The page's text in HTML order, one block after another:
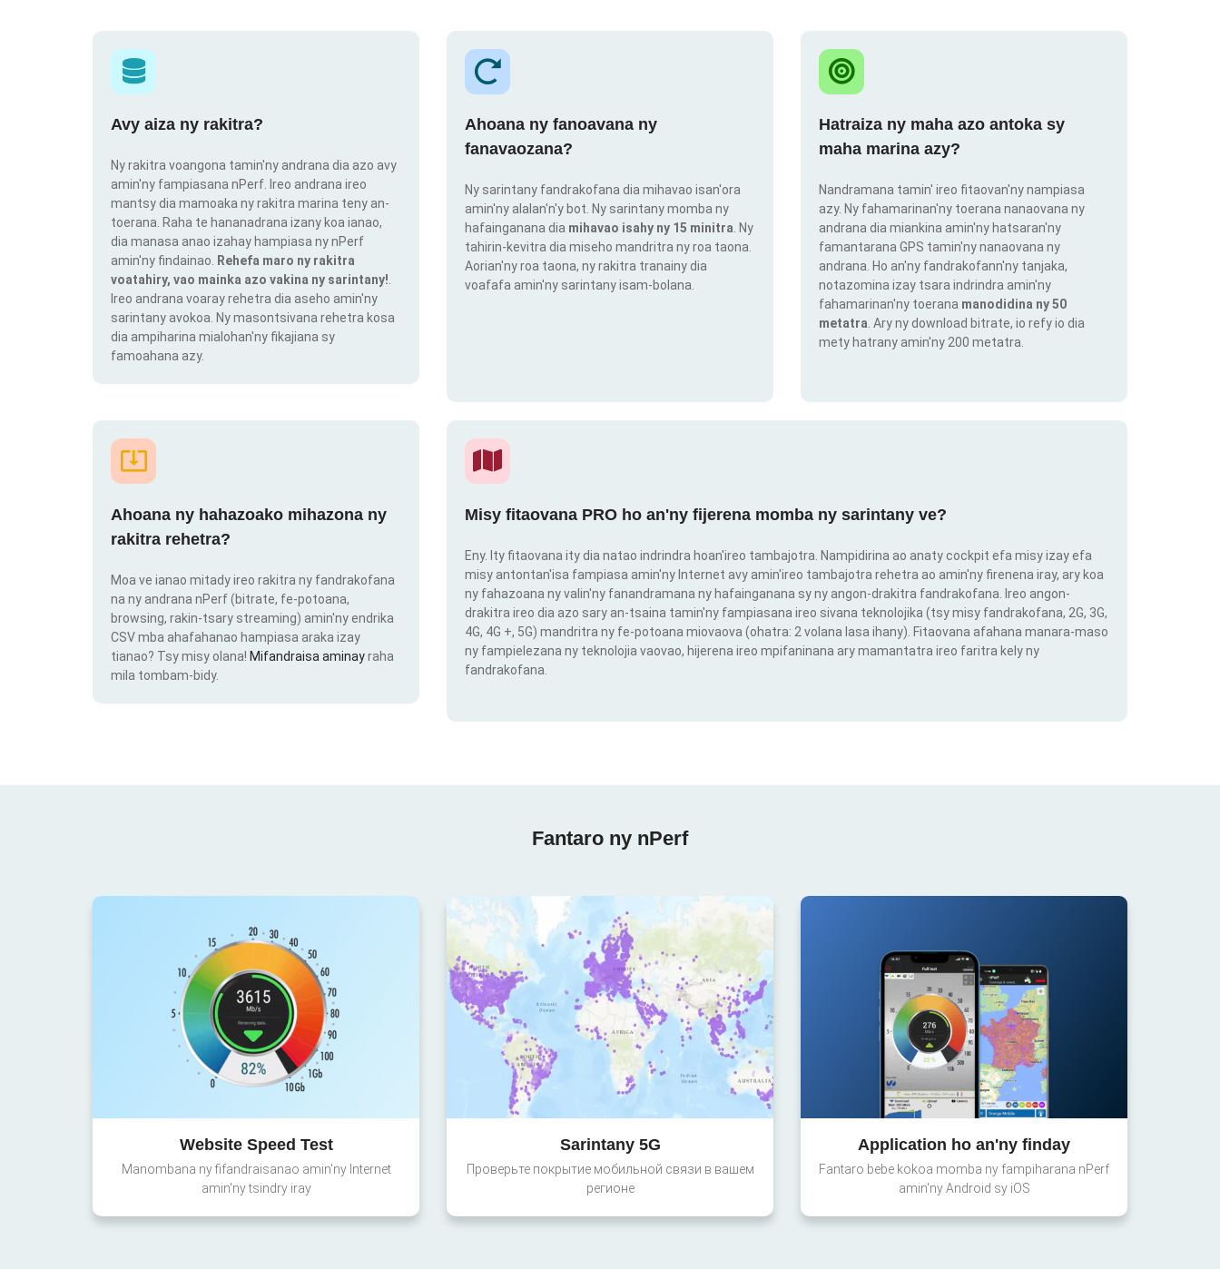
Avy aiza ny rakitra?
Ny rakitra voangona tamin'ny andrana dia azo avy
amin'ny fampiasana nPerf. Ireo andrana ireo
mantsy dia mamoaka ny rakitra marina teny an-
toerana. Raha te hananadrana izany koa ianao,
dia manasa anao izahay hampiasa ny nPerf
amin'ny findainao.
Rehefa maro ny rakitra
voatahiry, vao mainka azo vakina ny sarintany!
Ireo andrana voaray rehetra dia aseho amin'ny
sarintany avokoa. Ny masontsivana rehetra kosa
dia ampiharina mialohan'ny fikajiana sy
famoahana azy.
Ahoana ny fanoavana ny
fanavaozana?
Ny sarintany fandrakofana dia mihavao isan'ora
amin'ny alalan'n'y bot. Ny sarintany momba ny
hafainganana dia mihavao isahy ny 15 minitra . Ny
tahirin-kevitra dia miseho mandritra ny roa taona.
Aorian'ny roa taona, ny rakitra tranainy dia
voafafa amin'ny sarintany isam-bolana.
Hatraiza ny maha azo antoka sy
maha marina azy?
Nandramana tamin' ireo fitaovan'ny nampiasa
azy. Ny fahamarinan'ny toerana nanaovana ny
andrana dia miankina amin'ny hatsaran'ny
famantarana GPS tamin'ny nanaovana ny
andrana. Ho an'ny fandrakofann'ny tanjaka,
notazomina izay tsara indrindra amin'ny
fahamarinan'ny toerana manodidina ny 50
metatra . Ary ny download bitrate, io refy io dia
mety hatrany amin'ny 200 metatra.
Ahoana ny hahazoako mihazona ny
rakitra rehetra?
Moa ve ianao mitady ireo rakitra ny fandrakofana
na ny andrana nPerf (bitrate, fe-potoana,
browsing, rakin-tsary streaming) amin'ny endrika
CSV mba ahafahanao hampiasa araka izay
tianao? Tsy misy olana! Mifandraisa aminayraha
mila tombam-bidy.
Misy fitaovana PRO ho an'ny fijerena momba ny sarintany ve?
Eny. Ity fitaovana ity dia natao indrindra hoan'ireo tambajotra. Nampidirina ao anaty cockpit efa misy izay efa
misy antontan'isa fampiasa amin'ny Internet avy amin'ireo tambajotra rehetra ao amin'ny firenena iray, ary koa
ny fahazoana ny valin'ny fanandramana ny hafainganana sy ny angon-drakitra fandrakofana. Ireo angon-
drakitra ireo dia azo sary an-tsaina tamin'ny fampiasana ireo sivana teknolojika (tsy misy fandrakofana, 2G, 3G,
4G, 4G +, 5G) mandritra ny fe-potoana miovaova (ohatra: 2 volana lasa ihany). Fitaovana afahana manara-maso
ny fampielezana ny teknolojia vaovao, hijerena ireo mpifaninana ary mamantatra ireo faritra kely ny
fandrakofana.
Fantaro ny nPerf
Website Speed Test
Manombana ny fifandraisanao amin'ny Internet
amin'ny tsindry iray
Sarintany 5G
Проверьте покрытие мобильной связи в вашем
регионе
Application ho an'ny finday
Fantaro bebe kokoa momba ny fampiharana nPerf
amin'ny Android sy iOS